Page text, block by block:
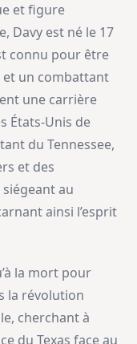
et figure
Davy est né le 17
connu pour être
et un combattant
une carrière
États-Unis de
du Tennessee,
et des
au
ainsi l’esprit
la mort pour
la révolution
cherchant à
du Texas face au